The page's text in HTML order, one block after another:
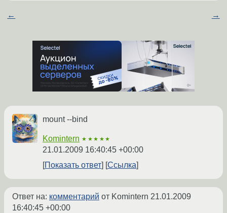
← →
mount --bind
Komintern ★★★★★
21.01.2009 16:40:45 +00:00
Показать ответ
Ссылка
Ответ на: комментарий от Komintern 21.01.2009
16:40:45 +00:00